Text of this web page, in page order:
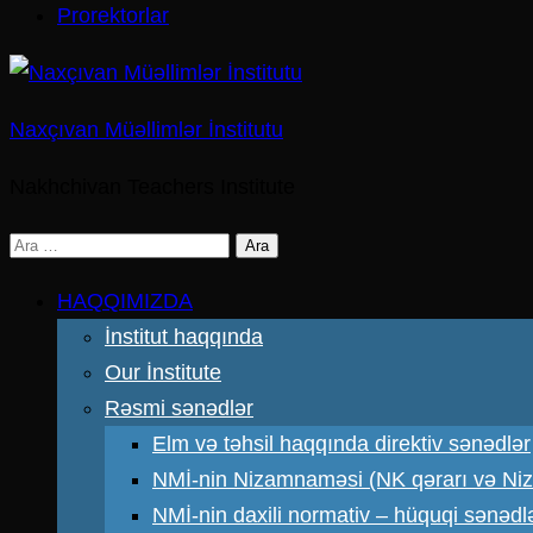
Prorektorlar
Naxçıvan Müəllimlər İnstitutu
Arama:
HAQQIMIZDA
İnstitut haqqında
Our İnstitute
Rəsmi sənədlər
Elm və təhsil haqqında direktiv sənədlər
NMİ-nin Nizamnaməsi (NK qərarı və
NMİ-nin daxili normativ – hüquqi